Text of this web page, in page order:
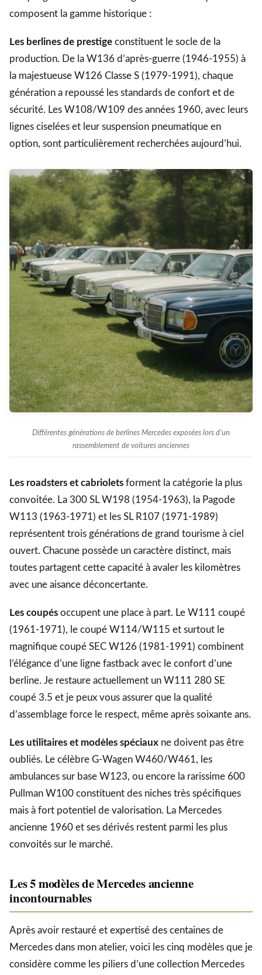
composent la gamme historique :
Les berlines de prestige constituent le socle de la
production. De la W136 d’après-guerre (1946-1955) à
la majestueuse W126 Classe S (1979-1991), chaque
génération a repoussé les standards de confort et de
sécurité. Les W108/W109 des années 1960, avec leurs
lignes ciselées et leur suspension pneumatique en
option, sont particulièrement recherchées aujourd’hui.
Différentes générations de berlines Mercedes exposées lors d’un
rassemblement de voitures anciennes
Les roadsters et cabriolets forment la catégorie la plus
convoitée. La 300 SL W198 (1954-1963), la Pagode
W113 (1963-1971) et les SL R107 (1971-1989)
représentent trois générations de grand tourisme à ciel
ouvert. Chacune possède un caractère distinct, mais
toutes partagent cette capacité à avaler les kilomètres
avec une aisance déconcertante.
Les coupés occupent une place à part. Le W111 coupé
(1961-1971), le coupé W114/W115 et surtout le
magnifique coupé SEC W126 (1981-1991) combinent
l’élégance d’une ligne fastback avec le confort d’une
berline. Je restaure actuellement un W111 280 SE
coupé 3.5 et je peux vous assurer que la qualité
d’assemblage force le respect, même après soixante ans.
Les utilitaires et modèles spéciaux ne doivent pas être
oubliés. Le célèbre G-Wagen W460/W461, les
ambulances sur base W123, ou encore la rarissime 600
Pullman W100 constituent des niches très spécifiques
mais à fort potentiel de valorisation. La Mercedes
ancienne 1960 et ses dérivés restent parmi les plus
convoités sur le marché.
Les 5 modèles de Mercedes ancienne
incontournables
Après avoir restauré et expertisé des centaines de
Mercedes dans mon atelier, voici les cinq modèles que je
considère comme les piliers d’une collection Mercedes